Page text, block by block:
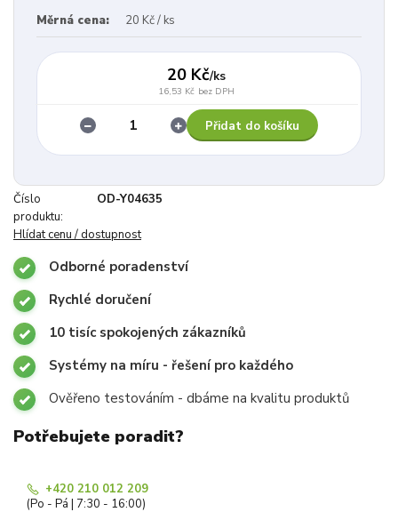
Měrná cena:
20 Kč / ks
20 Kč/ks
16,53 Kč bez DPH
Přidat do košíku
Číslo
produktu:
OD-Y04635
Hlídat cenu / dostupnost
Odborné poradenství
Rychlé doručení
10 tisíc spokojených zákazníků
Systémy na míru - řešení pro každého
Ověřeno testováním - dbáme na kvalitu produktů
Potřebujete poradit?
+420 210 012 209
(Po - Pá | 7:30 - 16:00)